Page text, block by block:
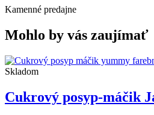
Kamenné predajne
Mohlo by vás zaujímať
Skladom
Cukrový posyp-máčik